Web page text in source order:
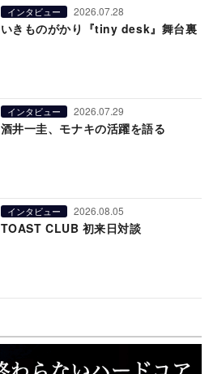
インタビュー 2026.07.28
いきものがかり『tiny desk』舞台裏
インタビュー 2026.07.29
酒井一圭、モナキの活躍を語る
インタビュー 2026.08.05
TOAST CLUB 初来日対談